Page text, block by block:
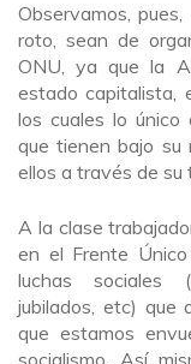
Observamos,
roto, sean de
ONU, ya que la
estado capitalista,
los cuales lo único
que tienen bajo su
ellos a través de su
A la clase
en el Frente
luchas sociales
jubilados, etc) que
que estamos
socialismo. Así